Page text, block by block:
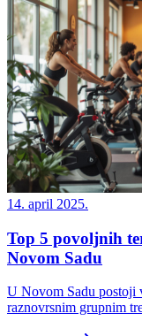
14. april 2025.
Top 5 povoljnih
Novom Sadu
U Novom Sadu postoji
raznovrsnim grupnim